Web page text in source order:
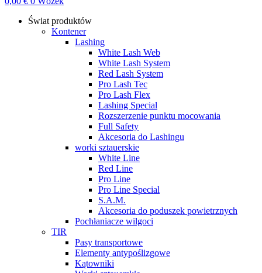
Świat produktów
Kontener
Lashing
White Lash Web
White Lash System
Red Lash System
Pro Lash Tec
Pro Lash Flex
Lashing Special
Rozszerzenie punktu mocowania
Full Safety
Akcesoria do Lashingu
worki sztauerskie
White Line
Red Line
Pro Line
Pro Line Special
S.A.M.
Akcesoria do poduszek powietrznych
Pochłaniacze wilgoci
TIR
Pasy transportowe
Elementy antypoślizgowe
Kątowniki